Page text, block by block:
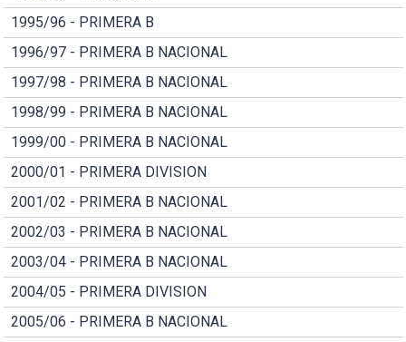
1995/96 - PRIMERA B
1996/97 - PRIMERA B NACIONAL
1997/98 - PRIMERA B NACIONAL
1998/99 - PRIMERA B NACIONAL
1999/00 - PRIMERA B NACIONAL
2000/01 - PRIMERA DIVISION
2001/02 - PRIMERA B NACIONAL
2002/03 - PRIMERA B NACIONAL
2003/04 - PRIMERA B NACIONAL
2004/05 - PRIMERA DIVISION
2005/06 - PRIMERA B NACIONAL